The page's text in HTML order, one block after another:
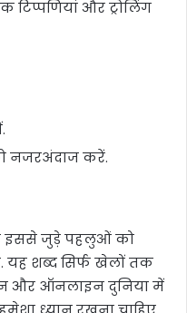
टिप्पणियां और ट्रोलिंग
नजरअंदाज करें.
जुड़े पहलुओं को
शब्द सिर्फ खेलों तक
और ऑनलाइन दुनिया में